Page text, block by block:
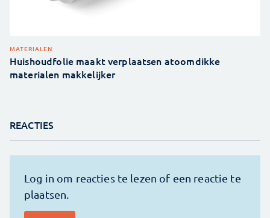
MATERIALEN
Huishoudfolie maakt verplaatsen atoomdikke
materialen makkelijker
REACTIES